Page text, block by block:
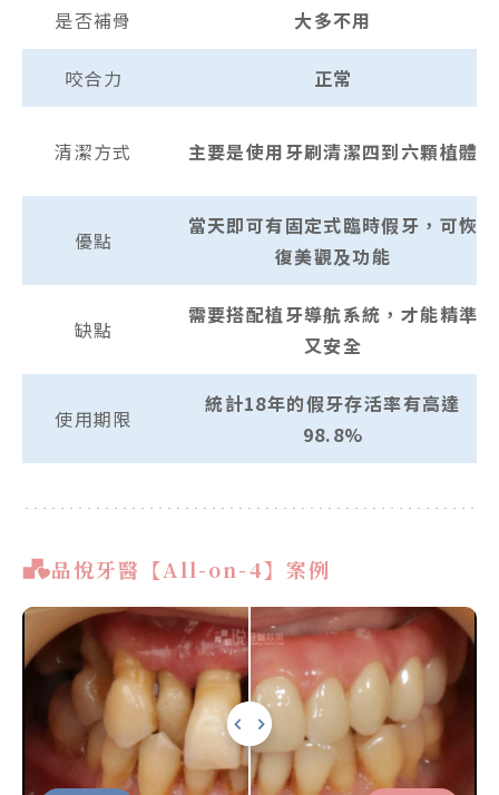
是否補骨 大多不用
咬合力 正常
清潔方式 主要是使用牙刷清潔四到六顆植體
優點
當天即可有固定式臨時假牙，可恢
復美觀及功能
缺點
需要搭配植牙導航系統，才能精準
又安全
使用期限
統計18年的假牙存活率有高達
98.8%
品悅牙醫【All-on-4】案例